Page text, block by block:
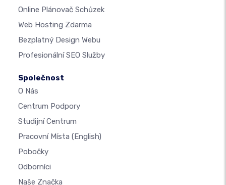
Online Plánovač Schůzek
Web Hosting Zdarma
Bezplatný Design Webu
Profesionální SEO Služby
Společnost
O Nás
Centrum Podpory
Studijní Centrum
Pracovní Místa (English)
Pobočky
Odborníci
Naše Značka